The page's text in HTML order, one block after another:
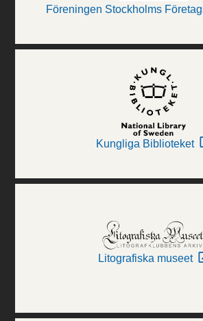
Föreningen Stockholms
Kungliga Biblioteket
Litografiska museet